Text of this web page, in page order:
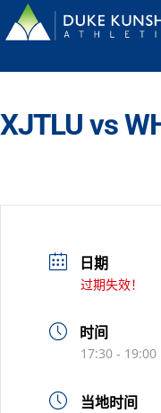
XJTLU vs
日期
过期失效！
时间
17:30 - 19:00
当地时间